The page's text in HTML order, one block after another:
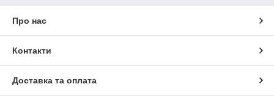
Про нас
Контакти
Доставка та оплата